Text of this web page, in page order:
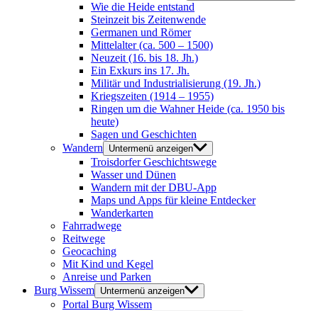
Wie die Heide entstand
Steinzeit bis Zeitenwende
Germanen und Römer
Mittelalter (ca. 500 – 1500)
Neuzeit (16. bis 18. Jh.)
Ein Exkurs ins 17. Jh.
Militär und Industrialisierung (19. Jh.)
Kriegszeiten (1914 – 1955)
Ringen um die Wahner Heide (ca. 1950 bis
heute)
Sagen und Geschichten
Wandern
Untermenü anzeigen
Troisdorfer Geschichtswege
Wasser und Dünen
Wandern mit der DBU-App
Maps und Apps für kleine Entdecker
Wanderkarten
Fahrradwege
Reitwege
Geocaching
Mit Kind und Kegel
Anreise und Parken
Burg Wissem Untermenü anzeigen
Portal Burg Wissem